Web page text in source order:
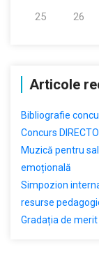
25 26
Articole
Bibliografie
Concurs
Muzică pentru
emoțională
Simpozion
resurse
Gradația de merit